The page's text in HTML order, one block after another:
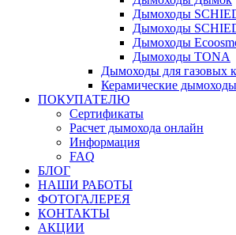
Дымоходы
Дымоходы
Дымоходы
Дымоходы TONA
Дымоходы для газовых
Керамические дымоходы
ПОКУПАТЕЛЮ
Сертификаты
Расчет дымохода онлайн
Информация
FAQ
БЛОГ
НАШИ РАБОТЫ
ФОТОГАЛЕРЕЯ
КОНТАКТЫ
АКЦИИ